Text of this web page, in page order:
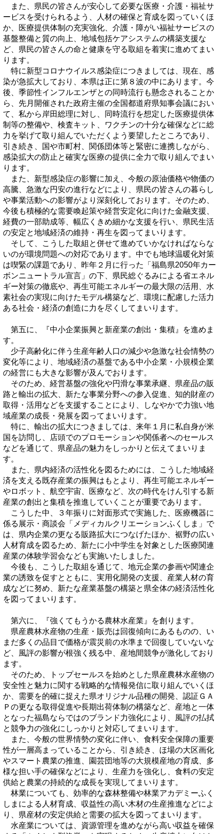
また、県民の皆さんが安心して必要な医療・介護・福祉サ
ービスを受けられるよう、人材の確保と育成を図っていくほ
か、医療提供体制の充実強化、介護・障がい福祉サービスの
基盤整備と質の向上、地域包括ケアシステムの構築支援な
ど、県民の皆さんの命と健康を守る取組を着実に進めてまい
ります。
特に新型コロナウイルス感染症につきましては、現在、感
染が急拡大しており、本県は正に第８波の中にあります。今
後、季節性インフルエンザとの同時流行も懸念されることか
ら、先月開催された政府主催の全国都道府県知事会議におい
て、私から岸田総理に対し、同時流行を想定した医療提供体
制等の整備や、検査キット、ワクチンの十分な確保などに総
力を挙げて取り組んでいただくよう要望したところであり、
引き続き、国や市町村、関係団体等と緊密に連携しながら、
感染拡大の防止と確実な医療の提供に全力で取り組んでまい
ります。
また、新型感染症の影響に加え、今般の原油価格や物価の
高騰、急激な円安の進行などにより、県民の皆さんの暮らし
や事業活動への影響がより深刻化しております。そのため、
今後も積極的な需要喚起策や経営安定化に向けた金融支援、
経費の一部助成等、幅広くきめ細かな支援を行い、県民生活
の安定と地域経済の維持・再生を図ってまいります。
そして、こうした取組と併せて進めていかなければならな
いのが環境問題への対応であります。中でも地球温暖化対策
は喫緊の課題であり、昨年２月に行った「福島県2050年カー
ボンニュートラル宣言」の下、県民総ぐるみによる省エネル
ギー対策の徹底や、再生可能エネルギーの最大限の活用、水
素社会の実現に向けたモデル構築など、環境に配慮した活力
ある社会・経済の創造に力を尽くしてまいります。
第五に、『中小企業振興と新産業の創出・集積』を進めま
す。
少子高齢化に伴う生産年齢人口の減少や急激な社会情勢の
変化等により、地域経済の基盤である中小企業・小規模企業
の経営にも大きな影響が及んでおります。
そのため、経営基盤の強化や円滑な事業承継、県産品の販
路と輸出の拡大、新たな事業分野への参入促進、知的財産の
取得・活用などを支援することにより、しなやかで力強い地
域産業の成長・発展を図ってまいります。
特に、輸出の拡大につきましては、来年１月に私自身が米
国を訪問し、店頭でのプロモーションや関係者へのセールス
などを通じて、県産品の魅力をしっかりと伝えてまいりま
す。
また、県内経済の活性化を図るためには、こうした地域経
済を支える既存産業の振興はもとより、再生可能エネルギー
やロボット、航空宇宙、医療など、次の時代をけん引する新
産業の創出と集積を推進していくことが重要であります。
こうした中、３年振りに対面形式で実施した、医療機器に
係る展示・商談会「メディカルクリエーションふくしま」で
は、県内企業の更なる販路拡大につなげたほか、裾野の広い
人材育成を図るため、新たに小中学生を対象とした医療関連
産業の体験学習会なども実施いたしました。
今後も、こうした取組を通じて、地元企業の参画や関連企
業の誘致を促すとともに、実用化開発の支援、産業人材の育
成などに努め、新たな産業基盤の構築と県全体の経済活性化
を図ってまいります。
第六に、『強くてもうかる農林水産業』を創ります。
県産農林水産物の生産・販売は回復傾向にあるものの、い
まだ多くの品目で価格が震災前の水準まで回復していないな
ど、風評の影響が根強く残る中、産地間競争が激化しており
ます。
そのため、トップセールスを始めとした県産農林水産物の
安全性と魅力に関する戦略的な情報発信に取り組んでいくほ
か、需要を的確に捉えた県オリジナル品種の開発、認証ＧＡ
Ｐの更なる取得促進や長期出荷体制の構築など、産地と一体
となった福島ならではのブランド力強化により、風評の払拭
と競争力の強化にしっかりと対応してまいります。
また、今般の世界情勢の変化に伴い、食料安全保障の重要
性が一層高まっていることから、引き続き、ほ場の大区画化
やスマート農業の推進、園芸団地等の大規模産地の育成、多
様な担い手の確保などにより、生産力を強化し、食料の安定
供給と農業の持続的な成長を実現してまいります。
林業についても、効率的な森林整備や林業アカデミーふく
しまによる人材育成、収益性の高い木材の生産推進などによ
り、県産材の安定供給と需要の拡大を図ってまいります。
水産業については、資源管理を進めながら高い収益を確保